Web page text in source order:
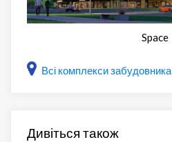
Space
Всі комплекси забудовника
Дивіться також